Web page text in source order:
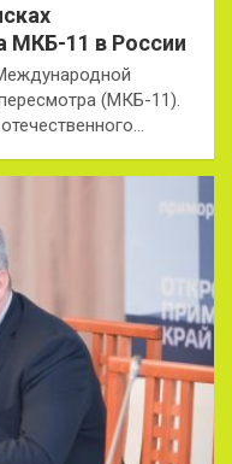
МКБ-11 в России
(МКБ-11).